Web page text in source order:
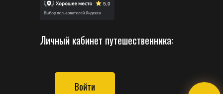
Личный кабинет путешественника:
Войти